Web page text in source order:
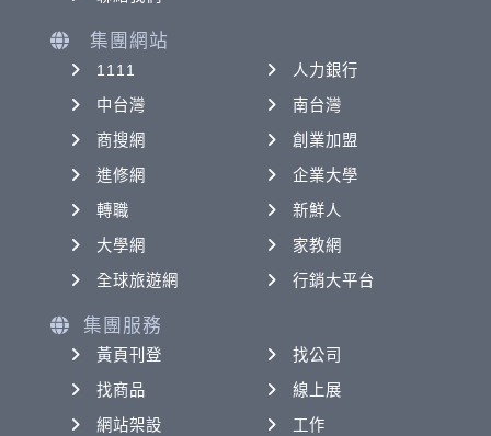
集團網站
1111
人力銀行
中台灣
南台灣
商搜網
創業加盟
進修網
企業大學
轉職
新鮮人
大學網
家教網
全球旅遊網
行銷大平台
集團服務
黃頁刊登
找公司
找商品
線上展
網站架設
工作